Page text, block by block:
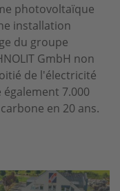
photovoltaïque
installation
du groupe
GmbH non
de l'électricité
7.000
en 20 ans.